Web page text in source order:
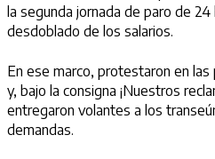
la segunda jornada de paro de
desdoblado de los salarios.
En ese marco, protestaron en
y, bajo la consigna ¡Nuestros
entregaron volantes a los
demandas.